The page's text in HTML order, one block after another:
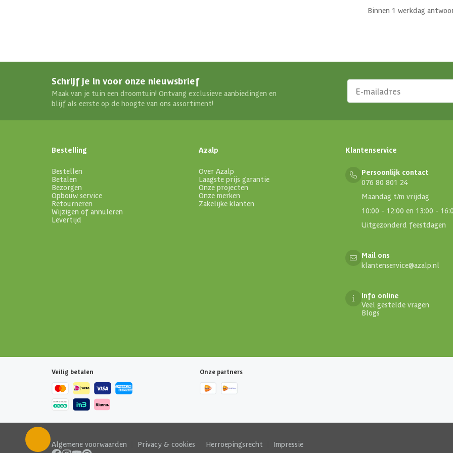
Binnen 1 werkdag
Schrijf je in voor onze nieuwsbrief
Maak van je tuin een droomtuin! Ontvang exclusieve aanbiedingen en
blijf als eerste op de hoogte van ons assortiment!
Bestelling
Bestellen
Betalen
Bezorgen
Opbouw service
Retourneren
Wijzigen of annuleren
Levertijd
Azalp
Over Azalp
Laagste prijs garantie
Onze projecten
Onze merken
Zakelijke klanten
Klantenservice
Persoonlijk contact
076 80 801 24
Maandag t/m vrijdag
10:00 - 12:00 en 13:00 -
Uitgezonderd feestdagen
Mail ons
klantenservice@azalp.nl
Info online
Veel gestelde vragen
Blogs
Veilig betalen Onze partners
Algemene voorwaarden Privacy & cookies Herroepingsrecht Impressie